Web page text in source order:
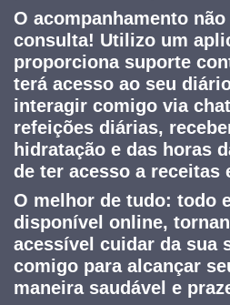
O acompanhamento
consulta! Utilizo um
proporciona suporte
terá acesso ao seu
interagir comigo via
refeições diárias,
hidratação e das horas
de ter acesso a receitas
O melhor de tudo: todo
disponível online,
acessível cuidar da sua
comigo para alcançar
maneira saudável e